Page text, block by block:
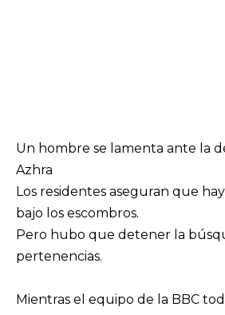
Un hombre se lamenta ante la
Azhra
Los residentes aseguran que
bajo los escombros.
Pero hubo que detener la
pertenencias.
Mientras el equipo de la BBC